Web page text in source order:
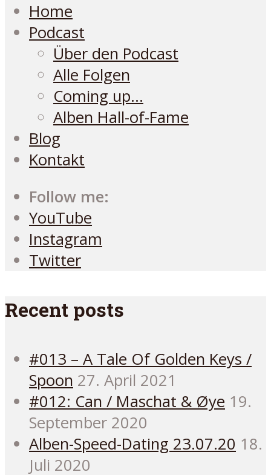
Home
Podcast
Über den Podcast
Alle Folgen
Coming up…
Alben Hall-of-Fame
Blog
Kontakt
Follow me:
YouTube
Instagram
Twitter
Recent posts
#013 – A Tale Of Golden Keys /
Spoon 27. April 2021
#012: Can / Maschat & Øye 19.
September 2020
Alben-Speed-Dating 23.07.20 18.
Juli 2020